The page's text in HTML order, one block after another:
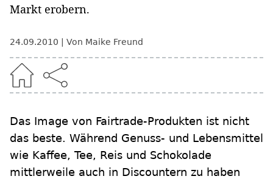
Markt erobern.
24.09.2010 Von Maike Freund
Das Image von Fairtrade-Produkten ist nicht
das beste. Während Genuss- und Lebensmittel
wie Kaffee, Tee, Reis und Schokolade
mittlerweile auch in Discountern zu haben